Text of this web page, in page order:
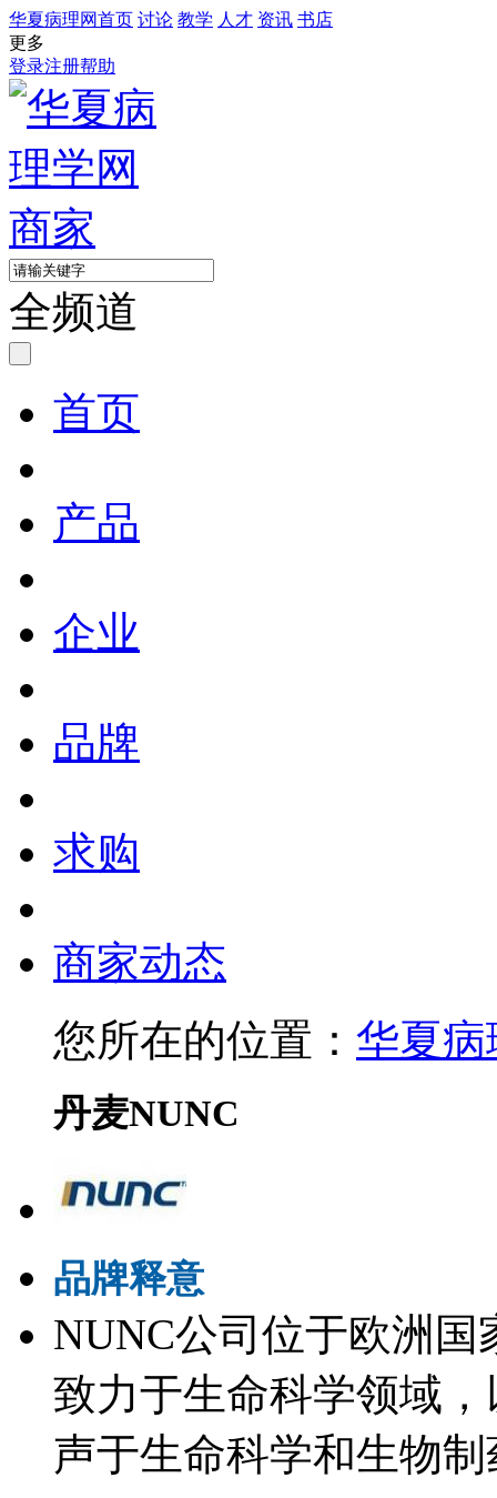
华夏病理网首页 讨论 教学 人才 资讯 书店
更多
登录注册帮助
全频道
首页
产品
企业
品牌
求购
商家动态
您所在的位置： 华夏
丹麦NUNC
品牌释意
NUNC公司位于欧洲国
致力于生命科学领域
声于生命科学和生物